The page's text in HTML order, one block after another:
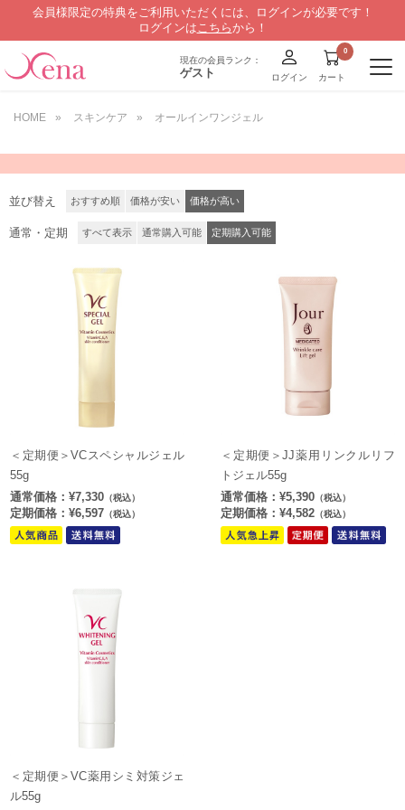
会員様限定の特典をご利用いただくには、ログインが必要です！
ログインはこちらから！
現在の会員ランク：
ゲスト ログイン カート
HOME » スキンケア » オールインワンジェル
並び替え おすすめ順 価格が安い 価格が高い
通常・定期 すべて表示 通常購入可能 定期購入可能
＜定期便＞VCスペシャルジェル
55g
通常価格：¥7,330 （税込）
定期価格：¥6,597 （税込）
＜定期便＞JJ薬用リンクルリフ
トジェル55g
通常価格：¥5,390 （税込）
定期価格：¥4,582 （税込）
＜定期便＞VC薬用シミ対策ジェ
ル55g